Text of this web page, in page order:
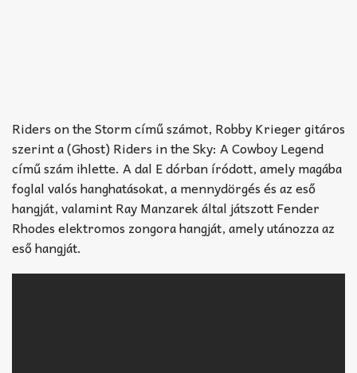
Riders on the Storm című számot, Robby Krieger gitáros
szerint a (Ghost) Riders in the Sky: A Cowboy Legend
című szám ihlette. A dal E dórban íródott, amely magába
foglal valós hanghatásokat, a mennydörgés és az eső
hangját, valamint Ray Manzarek által játszott Fender
Rhodes elektromos zongora hangját, amely utánozza az
eső hangját.